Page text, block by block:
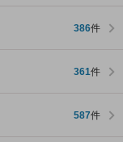
386件
361件
587件